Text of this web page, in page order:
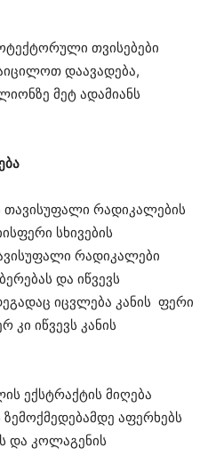
თვისებები
დაავადება,
მეტ ადამიანს
რადიკალების
სხივების
რადიკალები
და იწვევს
იცვლება კანის ფერი
კი იწვევს კანის
ექსტრაქტის მიღება
აფერხებს
და კოლაგენის